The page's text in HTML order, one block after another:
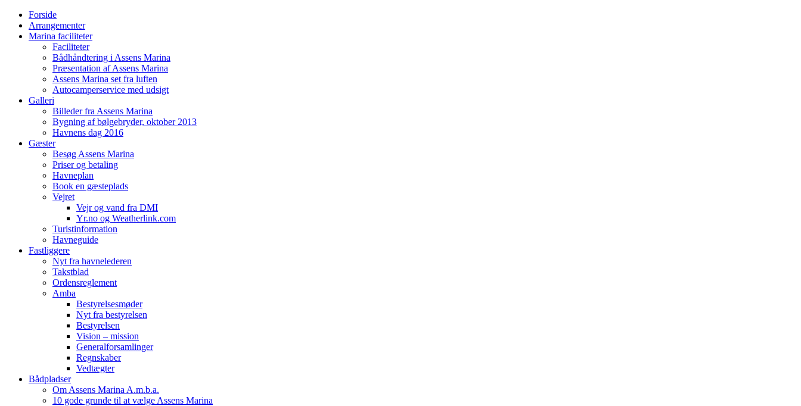
Forside
Arrangementer
Marina faciliteter
Faciliteter
Bådhåndtering i Assens Marina
Præsentation af Assens Marina
Assens Marina set fra luften
Autocamperservice med udsigt
Galleri
Billeder fra Assens Marina
Bygning af bølgebryder, oktober 2013
Havnens dag 2016
Gæster
Besøg Assens Marina
Priser og betaling
Havneplan
Book en gæsteplads
Vejret
Vejr og vand fra DMI
Yr.no og Weatherlink.com
Turistinformation
Havneguide
Fastliggere
Nyt fra havnelederen
Takstblad
Ordensreglement
Amba
Bestyrelsesmøder
Nyt fra bestyrelsen
Bestyrelsen
Vision – mission
Generalforsamlinger
Regnskaber
Vedtægter
Bådpladser
Om Assens Marina A.m.b.a.
10 gode grunde til at vælge Assens Marina